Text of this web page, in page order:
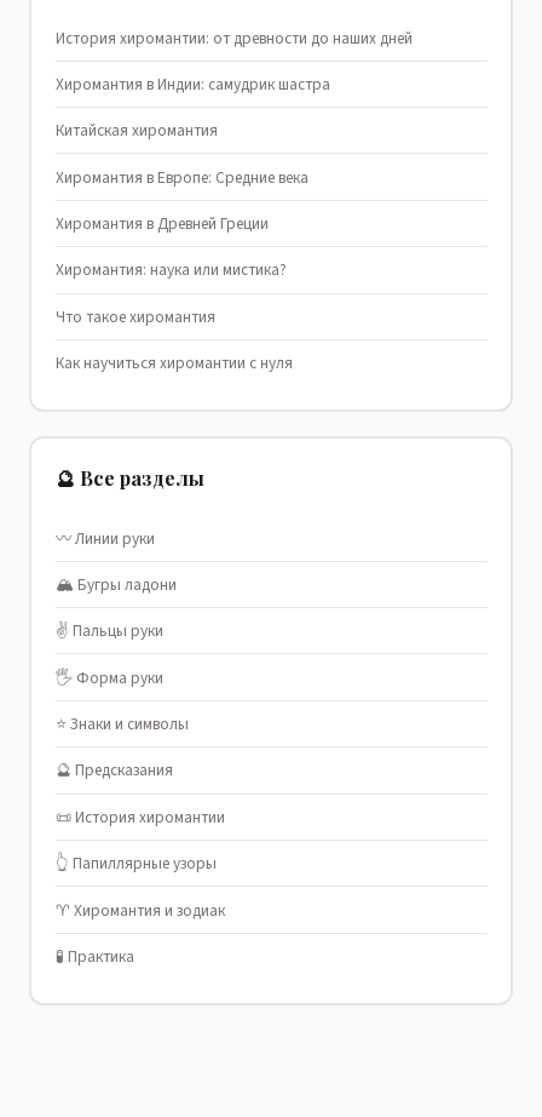
История хиромантии: от древности до наших дней
Хиромантия в Индии: самудрик шастра
Китайская хиромантия
Хиромантия в Европе: Средние века
Хиромантия в Древней Греции
Хиромантия: наука или мистика?
Что такое хиромантия
Как научиться хиромантии с нуля
🔮 Все разделы
〰️ Линии руки
🏔️ Бугры ладони
✌️ Пальцы руки
🖐️ Форма руки
⭐ Знаки и символы
🔮 Предсказания
📜 История хиромантии
👆 Папиллярные узоры
♈ Хиромантия и зодиак
🧪 Практика